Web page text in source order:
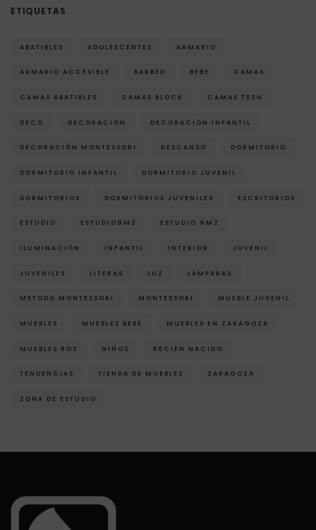
ETIQUETAS
ABATIBLES ADOLESCENTES ARMARIO
ARMARIO ACCESIBLE BARBED BEBE CAMAS
CAMAS ABATIBLES CAMAS BLOCK CAMAS TREN
DECO DECORACIÓN DECORACIÓN INFANTIL
DECORACIÓN MONTESSORI DESCANSO DORMITORIO
DORMITORIO INFANTIL DORMITORIO JUVENIL
DORMITORIOS DORMITORIOS JUVENILES ESCRITORIOS
ESTUDIO ESTUDIO9M2 ESTUDIO 9M2
ILUMINACIÓN INFANTIL INTERIOR JUVENIL
JUVENILES LITERAS LUZ LÁMPARAS
METODO MONTESSORI MONTESSORI MUEBLE JUVENIL
MUEBLES MUEBLES BEBÉ MUEBLES EN ZARAGOZA
MUEBLES ROS NIÑOS RECIÉN NACIDO
TENDENCIAS TIENDA DE MUEBLES ZARAGOZA
ZONA DE ESTUDIO